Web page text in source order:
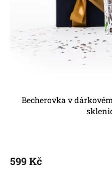
Becherovka v
je
599 Kč